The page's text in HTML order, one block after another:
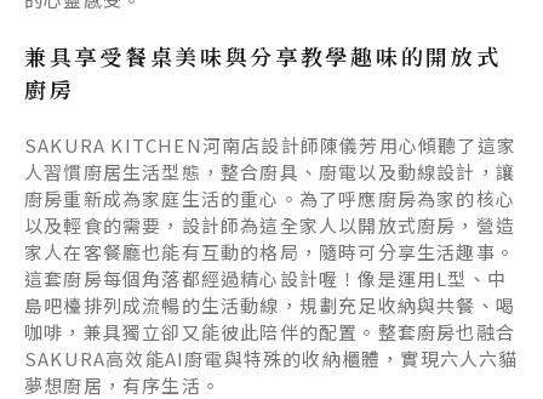
兼具享受餐桌美味與分享教學趣味的開放式
廚房
SAKURA KITCHEN河南店設計師陳儀芳用心傾聽了這家
人習慣廚居生活型態，整合廚具、廚電以及動線設計，讓
廚房重新成為家庭生活的重心。為了呼應廚房為家的核心
以及輕食的需要，設計師為這全家人以開放式廚房，營造
家人在客餐廳也能有互動的格局，隨時可分享生活趣事。
這套廚房每個角落都經過精心設計喔！像是運用L 型、中
島吧檯排列成流暢的生活動線，規劃充足收納與共餐、喝
咖啡，兼具獨立卻又能彼此陪伴的配置。整套廚房也融合
SAKURA高效能AI廚電與特殊的收納櫃體，實現六人六貓
夢想廚居，有序生活。